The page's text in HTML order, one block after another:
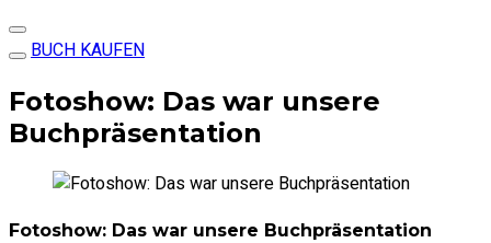
BUCH KAUFEN
Fotoshow: Das war unsere
Buchpräsentation
Fotoshow: Das war unsere Buchpräsentation